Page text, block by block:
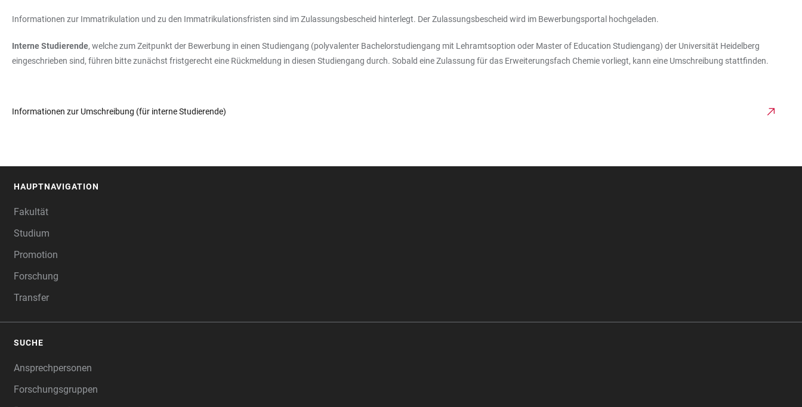
Informationen zur Immatrikulation und zu den Immatrikulationsfristen sind im Zulassungsbescheid hinterlegt. Der Zulassungsbescheid wird im Bewerbungsportal hochgeladen.
Interne Studierende, welche zum Zeitpunkt der Bewerbung in einen Studiengang (polyvalenter Bachelorstudiengang mit Lehramtsoption oder Master of Education Studiengang) der Universität Heidelberg
eingeschrieben sind, führen bitte zunächst fristgerecht eine Rückmeldung in diesen Studiengang durch. Sobald eine Zulassung für das Erweiterungsfach Chemie vorliegt, kann eine Umschreibung stattfinden.
Informationen zur Umschreibung (für interne Studierende)
HAUPTNAVIGATION
Fakultät
Studium
Promotion
Forschung
Transfer
SUCHE
Ansprechpersonen
Forschungsgruppen